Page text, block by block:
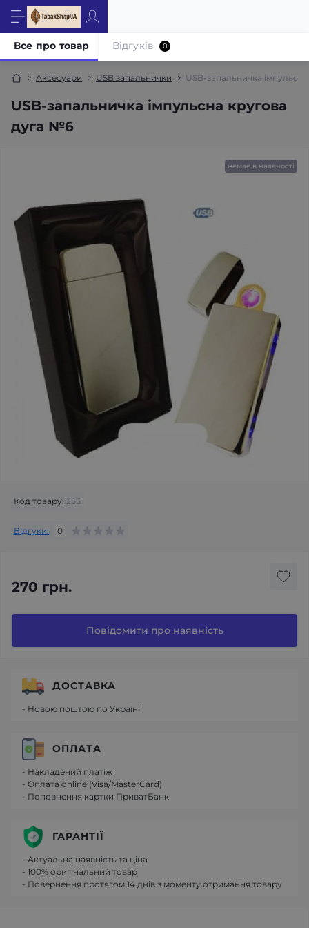
Аксесуари USB запальнички USB-запальничка
USB-запальничка імпульсна кругова
дуга №6
Все про товар Відгуків 0
немає в наявності
Код товару: 255
Відгуки: 0
270 грн.
Повідомити про наявність
ДОСТАВКА
- Новою поштою по Україні
ОПЛАТА
- Накладений платіж
- Оплата online (Visa/MasterCard)
- Поповнення картки ПриватБанк
ГАРАНТІЇ
- Актуальна наявність та ціна
- 100% оригінальний товар
- Повернення протягом 14 днів з моменту отримання товару